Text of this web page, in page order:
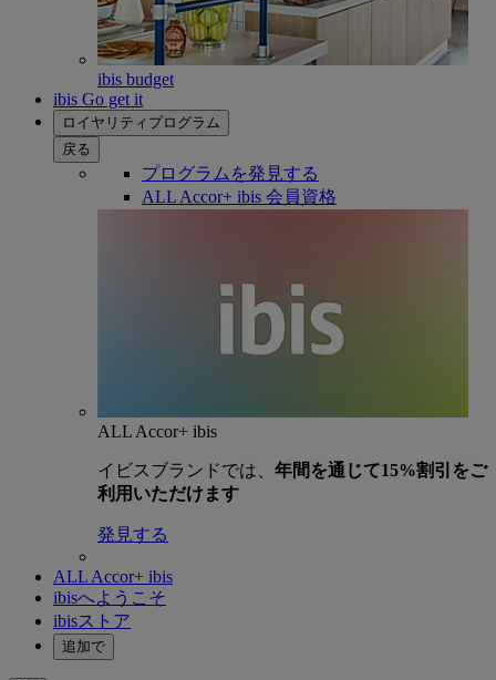
ibis budget
ibis Go get it
ロイヤリティプログラム
戻る
プログラムを発見する
ALL Accor+ ibis 会員資格
ALL Accor+ ibis
イビスブランドでは、 年間を通じて15%割引をご
利用いただけます
発見する
ALL Accor+ ibis
ibisへようこそ
ibisストア
追加で